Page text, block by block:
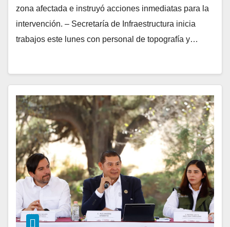
zona afectada e instruyó acciones inmediatas para la
intervención. – Secretaría de Infraestructura inicia
trabajos este lunes con personal de topografía y…